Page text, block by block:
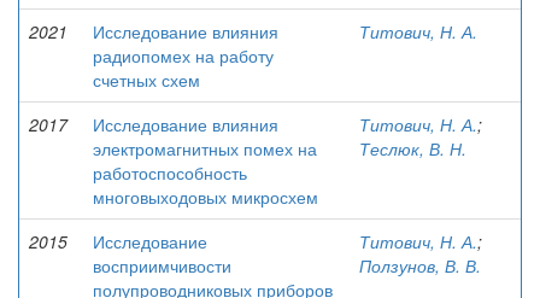
2021
Исследование влияния
радиопомех на работу
счетных схем
Титович, Н. А.
2017
Исследование влияния
электромагнитных помех на
работоспособность
многовыходовых микросхем
Титович, Н. А.;
Теслюк, В. Н.
2015
Исследование
восприимчивости
полупроводниковых приборов
Титович, Н. А.;
Ползунов, В. В.